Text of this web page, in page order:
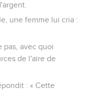
une femme lui cria :
pas, avec quoi
de l'aire de
: « Cette